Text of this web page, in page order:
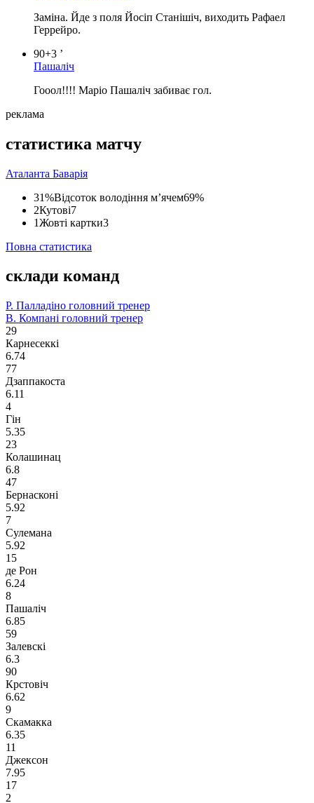
Заміна. Йде з поля Йосіп Станішіч, виходить Рафаел
Геррейро.
90+3 ’
Пашаліч
Гооол!!!! Маріо Пашаліч забиває гол.
реклама
статистика матчу
Аталанта Баварія
31%Відсоток володіння м’ячем69%
2Кутові7
1Жовті картки3
Повна статистика
склади команд
Р. Палладіно головний тренер
В. Компані головний тренер
29
Карнесеккі
6.74
77
Дзаппакоста
6.11
4
Гін
5.35
23
Колашинац
6.8
47
Бернасконі
5.92
7
Сулемана
5.92
15
де Рон
6.24
8
Пашаліч
6.85
59
Залевскі
6.3
90
Крстовіч
6.62
9
Скамакка
6.35
11
Джексон
7.95
17
2